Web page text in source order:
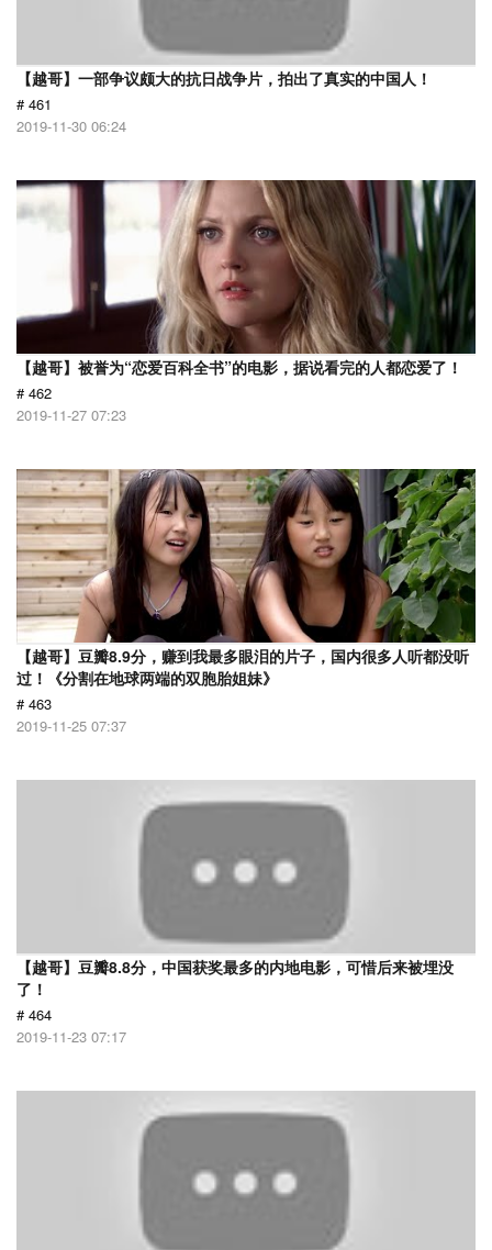
【越哥】一部争议颇大的抗日战争片，拍出了真实的中国人！
# 461
2019-11-30 06:24
【越哥】被誉为“恋爱百科全书”的电影，据说看完的人都恋爱了！
# 462
2019-11-27 07:23
【越哥】豆瓣8.9分，赚到我最多眼泪的片子，国内很多人听都没听
过！《分割在地球两端的双胞胎姐妹》
# 463
2019-11-25 07:37
【越哥】豆瓣8.8分，中国获奖最多的内地电影，可惜后来被埋没
了！
# 464
2019-11-23 07:17